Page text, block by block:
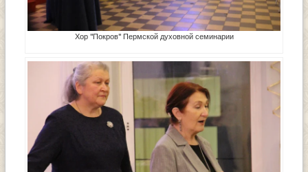
Хор "Покров" Пермской духовной семинарии